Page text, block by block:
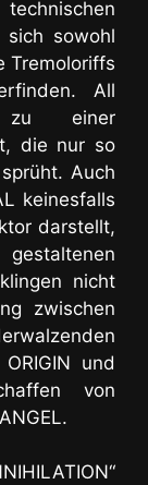
sich sowohl
Tremoloriffs
All
zu einer
die nur so
Auch
keinesfalls
darstellt,
nicht
zwischen
und
von